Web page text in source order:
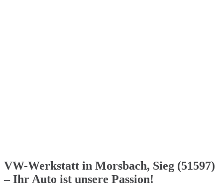
VW-Werkstatt in Morsbach, Sieg (51597)
– Ihr Auto ist unsere Passion!